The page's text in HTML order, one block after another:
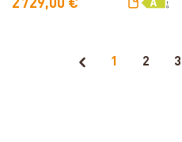
2 729,00 €
1 2 3